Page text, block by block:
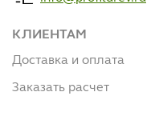
КЛИЕНТАМ
Доставка и оплата
Заказать расчет